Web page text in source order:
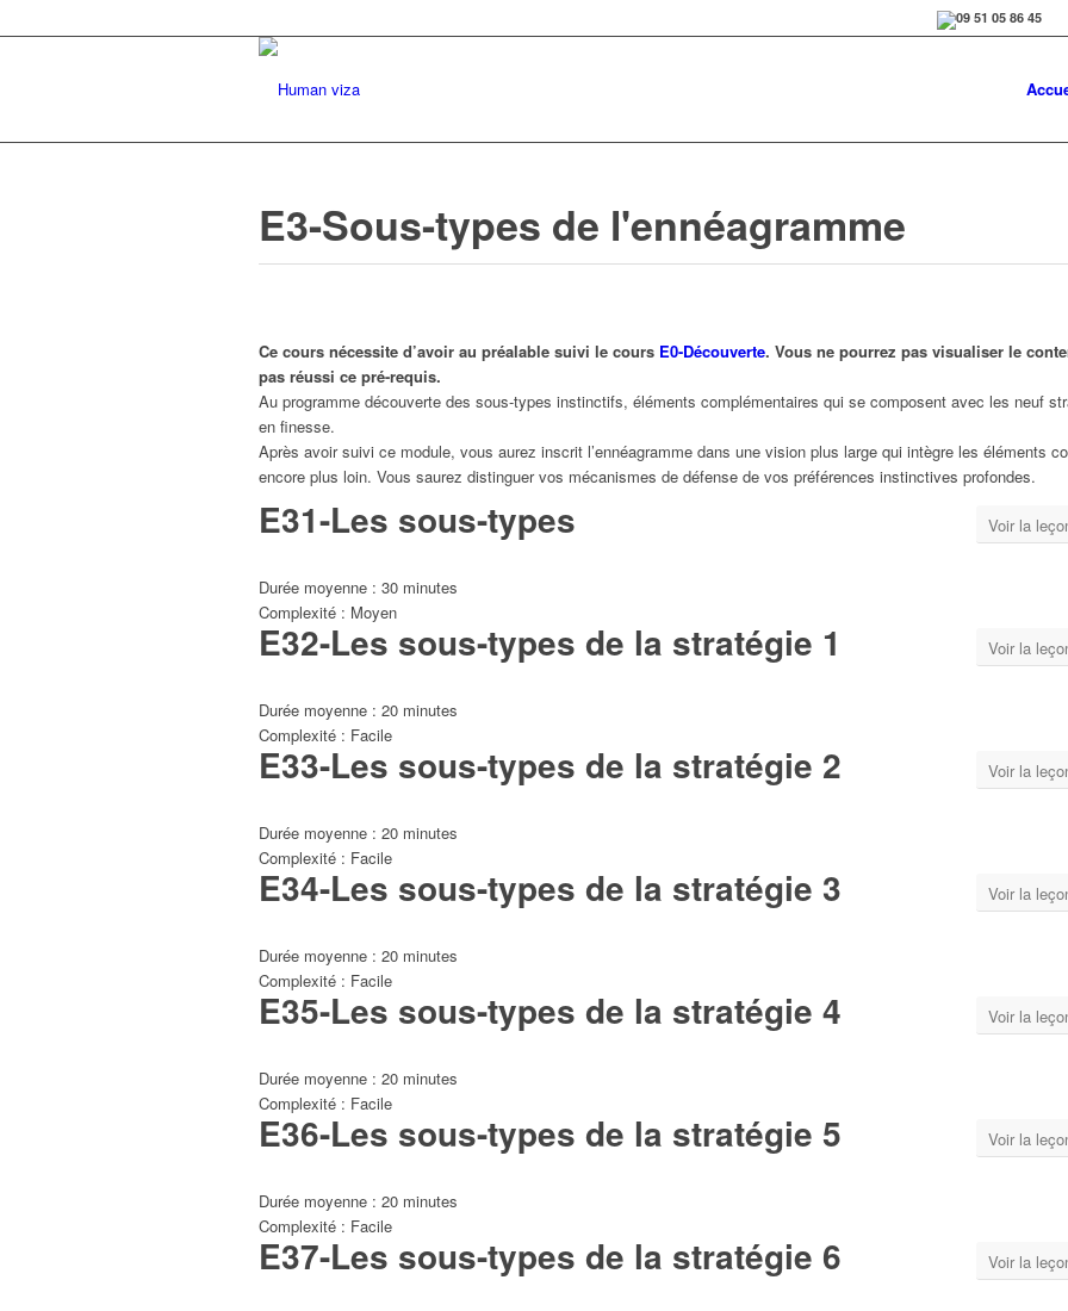
E3-Sous-types de l'ennéagramme
Ce cours nécessite d’avoir au préalable suivi le cours E0-Découverte. Vous ne pourrez pas visualiser le
pas réussi ce pré-requis.
Au programme découverte des sous-types instinctifs, éléments complémentaires qui se composent avec les neuf
en finesse.
Après avoir suivi ce module, vous aurez inscrit l’ennéagramme dans une vision plus large qui intègre les éléments
encore plus loin. Vous saurez distinguer vos mécanismes de défense de vos préférences instinctives profondes.
E31-Les sous-types
Durée moyenne : 30 minutes
Complexité : Moyen
Voir la
E32-Les sous-types de la stratégie 1
Durée moyenne : 20 minutes
Complexité : Facile
Voir la
E33-Les sous-types de la stratégie 2
Durée moyenne : 20 minutes
Complexité : Facile
Voir la
E34-Les sous-types de la stratégie 3
Durée moyenne : 20 minutes
Complexité : Facile
Voir la
E35-Les sous-types de la stratégie 4
Durée moyenne : 20 minutes
Complexité : Facile
Voir la
E36-Les sous-types de la stratégie 5
Durée moyenne : 20 minutes
Complexité : Facile
Voir la
E37-Les sous-types de la stratégie 6 Voir la